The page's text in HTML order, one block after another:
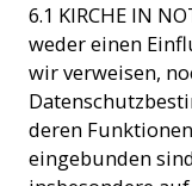
6.1 KIRCHE IN
weder einen
wir verweisen,
deren
eingebunden